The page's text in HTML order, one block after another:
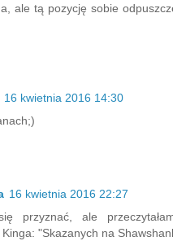
ale tą pozycję sobie
16 kwietnia 2016 14:30
16 kwietnia 2016 22:27
przyznać, ale
"Skazanych na